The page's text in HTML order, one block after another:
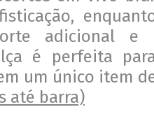
adicional e
é perfeita
um único item
até barra)